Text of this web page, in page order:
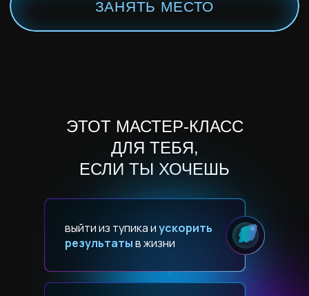
ЭТОТ МАСТЕР-КЛАСС
ДЛЯ ТЕБЯ,
ЕСЛИ ТЫ ХОЧЕШЬ
выйти из тупика иускорить
результатыв жизни